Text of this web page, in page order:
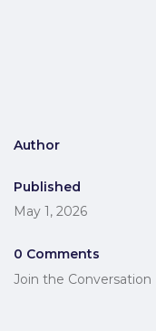
Author
Published
May 1, 2026
0 Comments
Join the Conversation